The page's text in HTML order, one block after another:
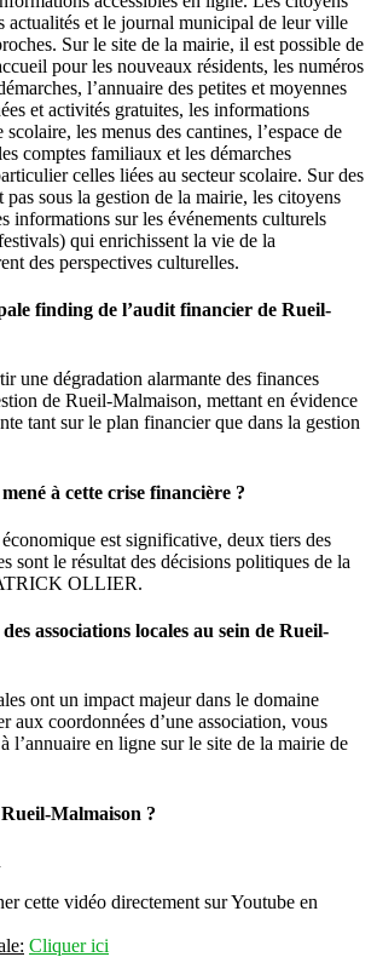
actualités et le journal municipal de leur ville
Sur le site de la mairie, il est possible de
pour les nouveaux résidents, les numéros
l’annuaire des petites et moyennes
et activités gratuites, les informations
les menus des cantines, l’espace de
comptes familiaux et les démarches
celles liées au secteur scolaire. Sur des
pas sous la gestion de la mairie, les citoyens
informations sur les événements culturels
qui enrichissent la vie de la
des perspectives culturelles.
finding de l’audit financier de Rueil-
une dégradation alarmante des finances
de Rueil-Malmaison, mettant en évidence
tant sur le plan financier que dans la gestion
à cette crise financière ?
est significative, deux tiers des
sont le résultat des décisions politiques de la
OLLIER.
associations locales au sein de Rueil-
ont un impact majeur dans le domaine
aux coordonnées d’une association, vous
l’annuaire en ligne sur le site de la mairie de
Malmaison ?
cette vidéo directement sur Youtube en
Cliquer ici